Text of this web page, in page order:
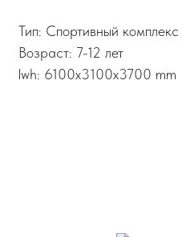
Тип: Спортивный комплекс
Возраст: 7-12 лет
lwh: 6100x3100x3700 mm